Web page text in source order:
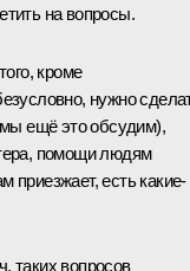
на вопросы.
кроме
нужно
ещё это обсудим),
помощи людям
приезжает, есть какие-
таких вопросов